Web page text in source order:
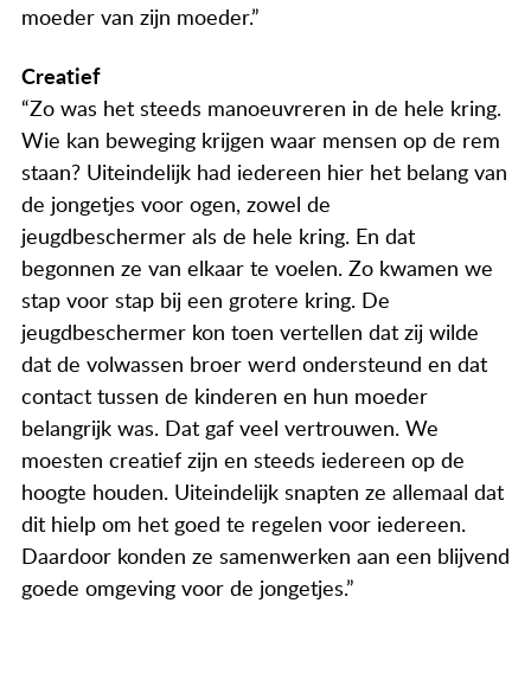
moeder van zijn moeder.”
Creatief
“Zo was het steeds manoeuvreren in de hele kring.
Wie kan beweging krijgen waar mensen op de rem
staan? Uiteindelijk had iedereen hier het belang van
de jongetjes voor ogen, zowel de
jeugdbeschermer als de hele kring. En dat
begonnen ze van elkaar te voelen. Zo kwamen we
stap voor stap bij een grotere kring. De
jeugdbeschermer kon toen vertellen dat zij wilde
dat de volwassen broer werd ondersteund en dat
contact tussen de kinderen en hun moeder
belangrijk was. Dat gaf veel vertrouwen. We
moesten creatief zijn en steeds iedereen op de
hoogte houden. Uiteindelijk snapten ze allemaal dat
dit hielp om het goed te regelen voor iedereen.
Daardoor konden ze samenwerken aan een blijvend
goede omgeving voor de jongetjes.”